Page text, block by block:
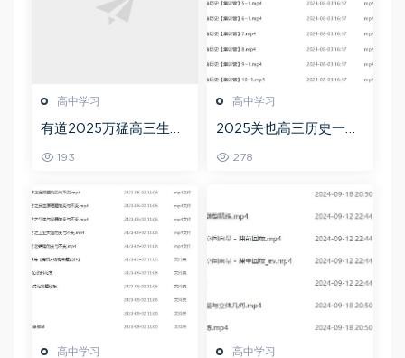
高中学习
有道2025万猛高三生物
教程
193
高中学习
2025关也高三历史一轮
教程
278
高中学习 高中学习